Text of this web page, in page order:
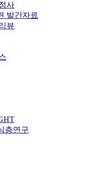
사
발간자료
뷰
층연구